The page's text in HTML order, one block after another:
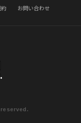
お問い合わせ